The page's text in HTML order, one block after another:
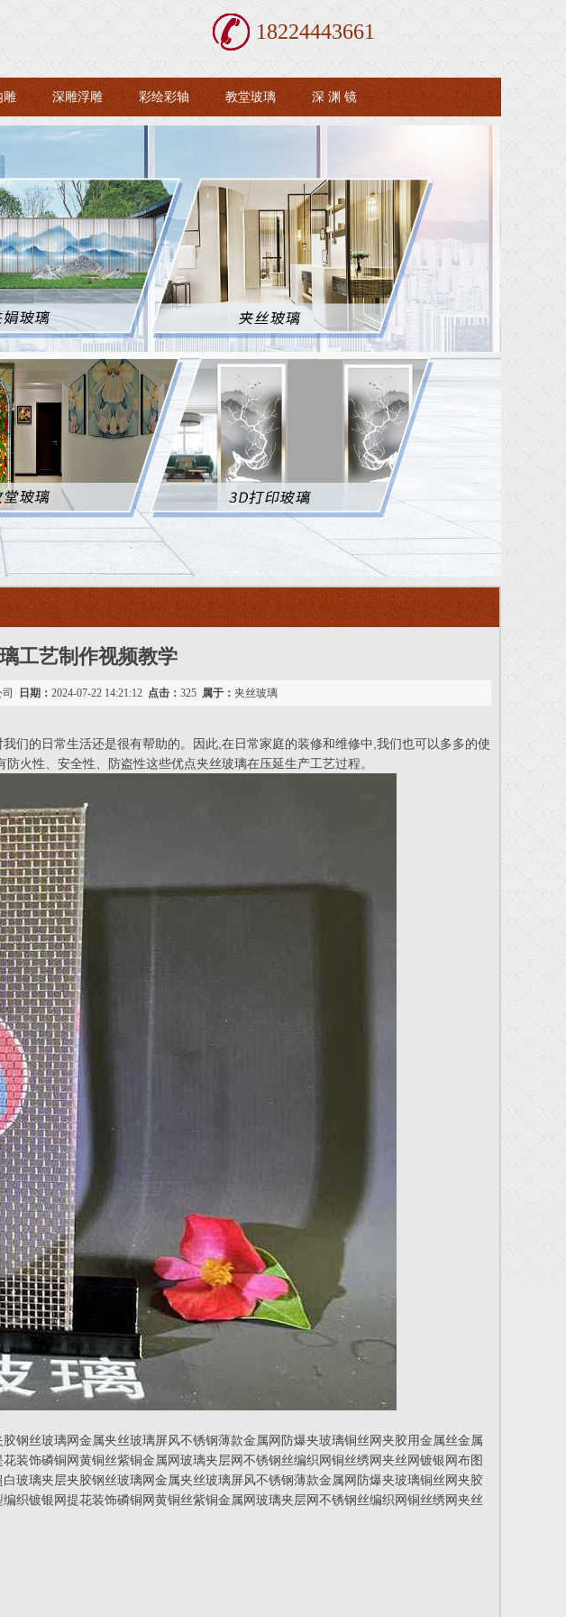
18224443661
雕 深雕浮雕 彩绘彩轴 教堂玻璃 深 渊 镜
工艺制作视频教学
日期： 2024-07-22 14:21:12 点击： 325 属于： 夹丝玻璃
们的日常生活还是很有帮助的。因此,在日常家庭的装修和维修中,我们也可以多多的使
火性、安全性、防盗性这些优点夹丝玻璃在压延生产工艺过程。
钢丝玻璃网金属夹丝玻璃屏风不锈钢薄款金属网防爆夹玻璃铜丝网夹胶用金属丝金属
装饰磷铜网黄铜丝紫铜金属网玻璃夹层网不锈钢丝编织网铜丝绣网夹丝网镀银网布图
玻璃夹层夹胶钢丝玻璃网金属夹丝玻璃屏风不锈钢薄款金属网防爆夹玻璃铜丝网夹胶
织镀银网提花装饰磷铜网黄铜丝紫铜金属网玻璃夹层网不锈钢丝编织网铜丝绣网夹丝